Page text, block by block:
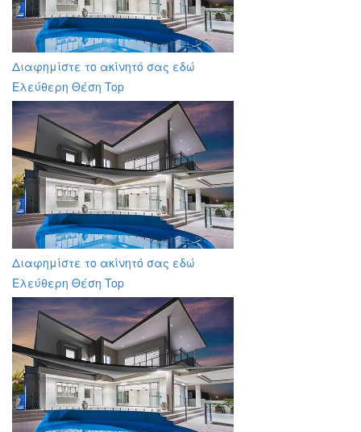
Διαφημίστε το ακίνητό σας εδώ
Ελεύθερη Θέση Top
Διαφημίστε το ακίνητό σας εδώ
Ελεύθερη Θέση Top